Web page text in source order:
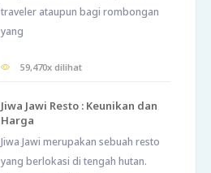
traveler ataupun bagi rombongan
yang
59,470x dilihat
Jiwa Jawi Resto : Keunikan dan
Harga
Jiwa Jawi merupakan sebuah resto
yang berlokasi di tengah hutan.